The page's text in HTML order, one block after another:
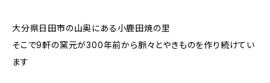
大分県日田市の山奥にある小鹿田焼の里
そこで9軒の窯元が300年前から脈々とやきものを作り続けてい
ます